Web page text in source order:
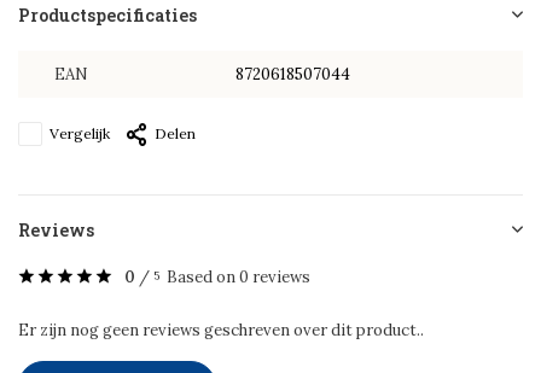
Productspecificaties
EAN 8720618507044
Vergelijk Delen
Reviews
0 / 5 Based on 0 reviews
Er zijn nog geen reviews geschreven over dit product..